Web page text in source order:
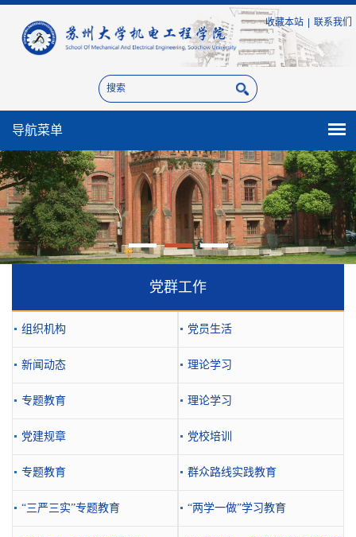
收藏本站 联系我们
导航菜单
党群工作
组织机构 党员生活
新闻动态 理论学习
专题教育 理论学习
党建规章 党校培训
专题教育 群众路线实践教育
“三严三实”专题教育 “两学一做”学习教育